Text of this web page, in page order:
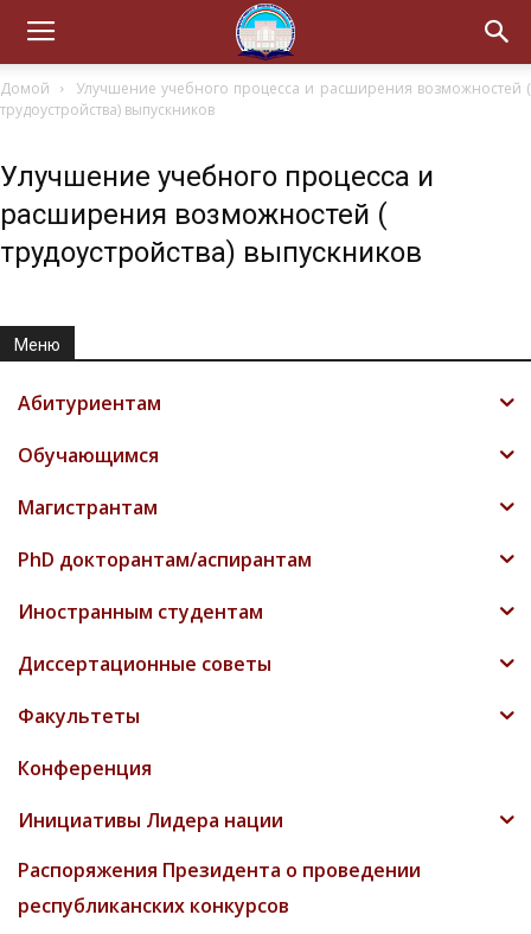
Домой
Улучшение учебного процесса и расширения возможностей (
трудоустройства) выпускников
Улучшение учебного процесса и
расширения возможностей (
трудоустройства) выпускников
Меню
Абитуриентам
Обучающимся
Магистрантам
PhD докторантам/аспирантам
Иностранным студентам
Диссертационные советы
Факультеты
Конференция
Инициативы Лидера нации
Распоряжения Президента о проведении
республиканских конкурсов